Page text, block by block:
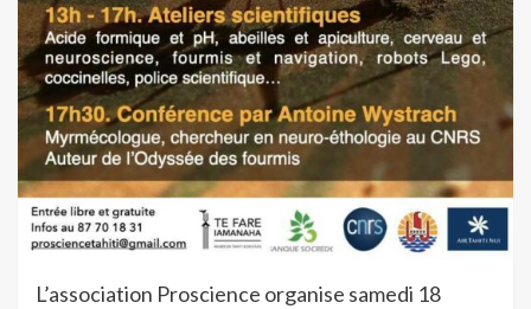
L’association Proscience organise samedi 18